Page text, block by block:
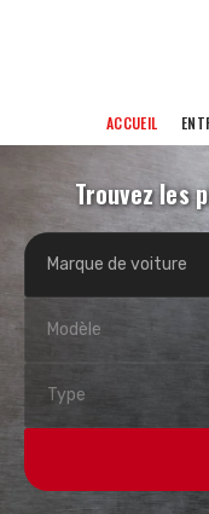
ACCUEIL
Trouvez les